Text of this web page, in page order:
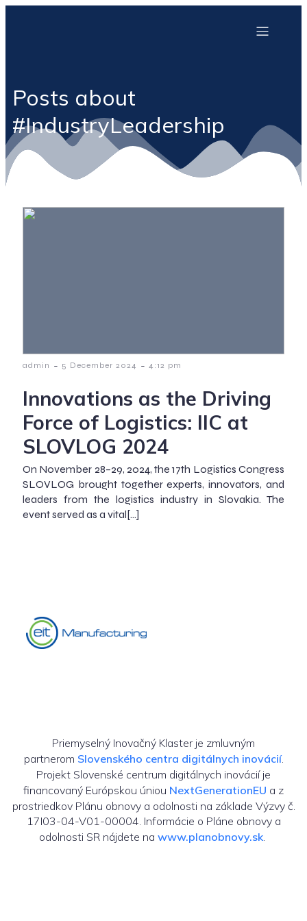
Posts about
#IndustryLeadership
admin - 5 December 2024 - 4:12 pm
Innovations as the Driving
Force of Logistics: IIC at
SLOVLOG 2024
On November 28–29, 2024, the 17th Logistics Congress
SLOVLOG brought together experts, innovators, and
leaders from the logistics industry in Slovakia. The
event served as a vital[…]
Priemyselný Inovačný Klaster je zmluvným
partnerom Slovenského centra digitálnych inovácií.
Projekt Slovenské centrum digitálnych inovácií je
financovaný Európskou úniou NextGenerationEU a z
prostriedkov Plánu obnovy a odolnosti na základe Výzvy č.
17I03-04-V01-00004. Informácie o Pláne obnovy a
odolnosti SR nájdete na www.planobnovy.sk